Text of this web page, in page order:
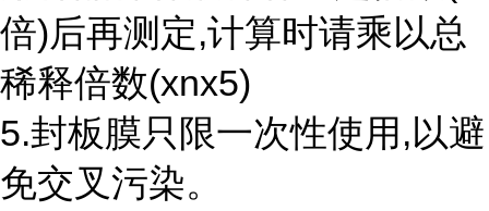
倍)后再测定,计算时请乘以总
稀释倍数(xnx5)
5.封板膜只限一次性使用,以避
免交叉污染。